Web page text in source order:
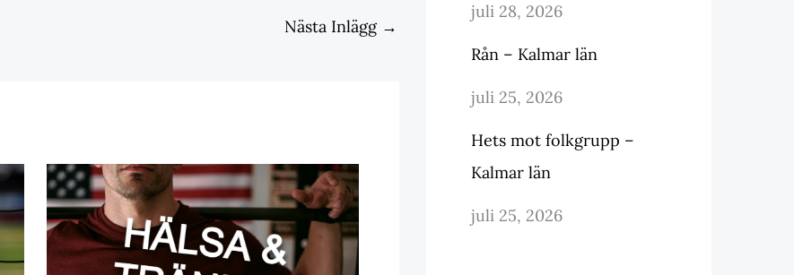
Nästa Inlägg →
juli 28, 2026
Rån – Kalmar län
juli 25, 2026
Hets mot folkgrupp –
Kalmar län
juli 25, 2026